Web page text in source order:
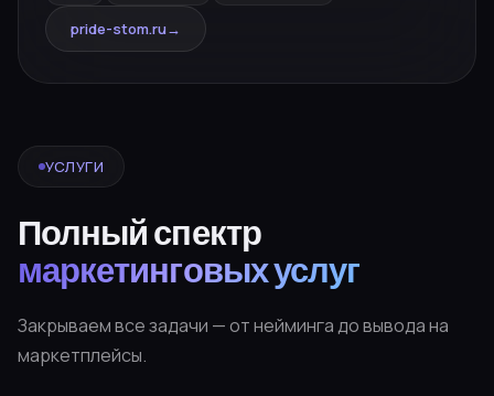
pride-stom.ru→
УСЛУГИ
Полный спектр
маркетинговых услуг
Закрываем все задачи — от нейминга до вывода на
маркетплейсы.